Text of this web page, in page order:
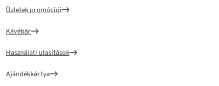
Üzletek promóciói
Kávébár
Használati utasítások
Ajándékkártya